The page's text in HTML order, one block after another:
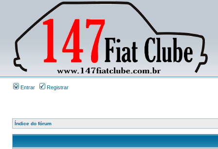
Entrar Registrar
Índice do fórum